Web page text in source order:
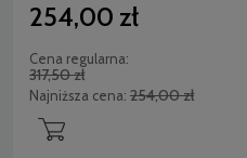
254,00 zł
Cena regularna:
317,50 zł
Najniższa cena: 254,00 zł